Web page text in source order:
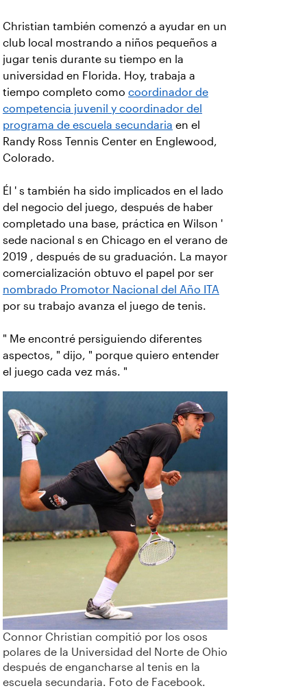
Christian también comenzó a ayudar en un
club local mostrando a niños pequeños a
jugar tenis durante su tiempo en la
universidad en Florida. Hoy, trabaja a
tiempo completo como coordinador de
competencia juvenil y coordinador del
programa de escuela secundaria en el
Randy Ross Tennis Center en Englewood,
Colorado.
Él ' s también ha sido implicados en el lado
del negocio del juego, después de haber
completado una base, práctica en Wilson '
sede nacional s en Chicago en el verano de
2019 , después de su graduación. La mayor
comercialización obtuvo el papel por ser
nombrado Promotor Nacional del Año ITA
por su trabajo avanza el juego de tenis.
" Me encontré persiguiendo diferentes
aspectos, " dijo, " porque quiero entender
el juego cada vez más. "
Connor Christian compitió por los osos
polares de la Universidad del Norte de Ohio
después de engancharse al tenis en la
escuela secundaria. Foto de Facebook.